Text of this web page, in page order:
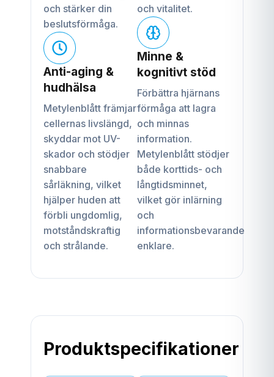
och stärker din
beslutsförmåga.
Anti-aging &
hudhälsa
Metylenblått främjar
cellernas livslängd,
skyddar mot UV-
skador och stödjer
snabbare
sårläkning, vilket
hjälper huden att
förbli ungdomlig,
motståndskraftig
och strålande.
och vitalitet.
Minne &
kognitivt stöd
Förbättra hjärnans
förmåga att lagra
och minnas
information.
Metylenblått stödjer
både korttids- och
långtidsminnet,
vilket gör inlärning
och
informationsbevarande
enklare.
Produktspecifikationer